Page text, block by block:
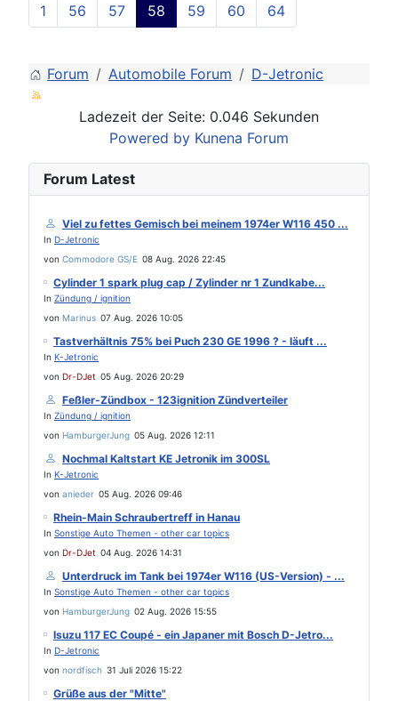
1 56 57 58 59 60 64
Forum Automobile Forum D-Jetronic
Ladezeit der Seite: 0.046 Sekunden
Powered by Kunena Forum
Forum Latest
Viel zu fettes Gemisch bei meinem 1974er W116 450 ...
In D-Jetronic
von Commodore GS/E 08 Aug. 2026 22:45
Cylinder 1 spark plug cap / Zylinder nr 1 Zundkabe...
In Zündung / ignition
von Marinus 07 Aug. 2026 10:05
Tastverhältnis 75% bei Puch 230 GE 1996 ? - läuft ...
In K-Jetronic
von Dr-DJet 05 Aug. 2026 20:29
Feßler-Zündbox - 123ignition Zündverteiler
In Zündung / ignition
von HamburgerJung 05 Aug. 2026 12:11
Nochmal Kaltstart KE Jetronik im 300SL
In K-Jetronic
von anieder 05 Aug. 2026 09:46
Rhein-Main Schraubertreff in Hanau
In Sonstige Auto Themen - other car topics
von Dr-DJet 04 Aug. 2026 14:31
Unterdruck im Tank bei 1974er W116 (US-Version) - ...
In Sonstige Auto Themen - other car topics
von HamburgerJung 02 Aug. 2026 15:55
Isuzu 117 EC Coupé - ein Japaner mit Bosch D-Jetro...
In D-Jetronic
von nordfisch 31 Juli 2026 15:22
Grüße aus der "Mitte"